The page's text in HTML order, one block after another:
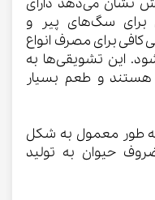
نشان می‌دهد دارای
برای سگ‌های پیر و
کافی برای مصرف انواع
این تشویقی‌ها به
و طعم بسیار
طور معمول به شکل
حیوان به تولید